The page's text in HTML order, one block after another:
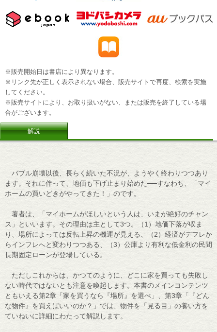
※販売開始日は書店により異なります。
※リンク先が正しく表示されない場合、販売サイトで再度、検索を実施
してください。
※販売サイトにより、お取り扱いがない、または販売を終了している場
合がございます。
解説
バブル崩壊以後、長らく続いた不況が、ようやく終わりつつあり
ます。それに伴って、地価も下げ止まり始めた──すなわち、「マイ
ホームの買いどきがやってきた！」のです。
著者は、「マイホームがほしいという人は、いまが絶好のチャン
ス」といいます。その理由は主として3つ。（1）地価下落が収ま
り、場所によっては反転上昇の機運が見える、（2）経済がデフレか
らインフレへと変わりつつある、（3）公庫より有利な低金利の民間
長期固定ローンが登場している。
ただしこれからは、かつてのように、どこに家を買っても失敗し
ない時代ではないとも注意を喚起します。本書のメインコンテンツ
ともいえる第2章「家を買うなら『場所』を選べ」、第3章「『どん
な物件』を買えばいいのか？」では、物件を「見る目」の養い方を
ていねいに詳細にわたって解説します。